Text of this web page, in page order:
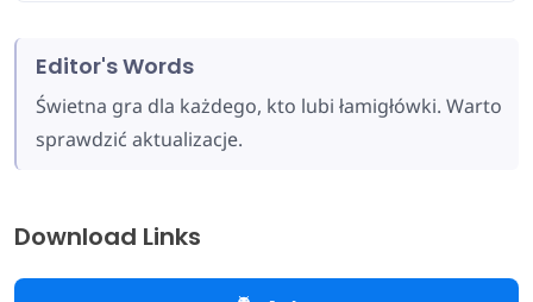
Editor's Words
Świetna gra dla każdego, kto lubi łamigłówki. Warto
sprawdzić aktualizacje.
Download Links